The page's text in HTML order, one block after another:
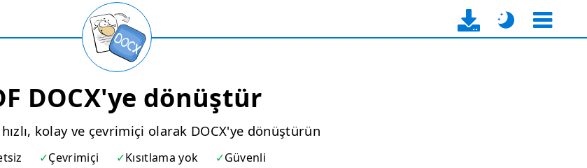
DOCX'ye dönüştür
hızlı, kolay ve çevrimiçi olarak DOCX'ye dönüştürün
Çevrimiçi Kısıtlama yok Güvenli